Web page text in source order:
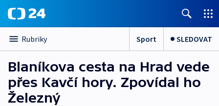
Rubriky Sport SLEDOVAT
Blaníkova cesta na Hrad vede
přes Kavčí hory. Zpovídal ho
Železný